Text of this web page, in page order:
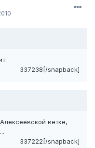
337238[/snapback]
ветке,
337222[/snapback]